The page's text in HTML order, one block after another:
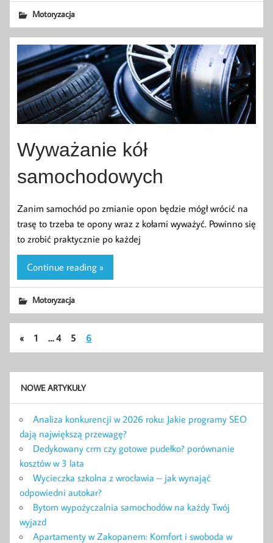
Motoryzacja
Wyważanie kół
samochodowych
Zanim samochód po zmianie opon będzie mógł wrócić na
trasę to trzeba te opony wraz z kołami wyważyć. Powinno się
to zrobić praktycznie po każdej
Continue reading »
Motoryzacja
« 1 … 4 5 6
NOWE ARTYKUŁY
Analiza konkurencji w 2026 roku: Jakie programy SEO
dają największą przewagę?
Dedykowany crm czy gotowe pudełko? porównanie
kosztów w 3 lata
Wycieczka szkolna z wrocławia – jak wynająć
odpowiedni autokar?
Bytom wypożyczalnia samochodów na każdy Twój
wyjazd
Apartamenty w Zakopanem: Komfort i swoboda w